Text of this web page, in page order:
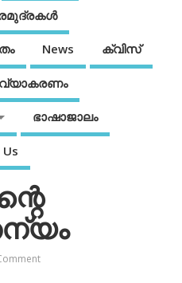
News ക്വിസ്
വ്യാകരണം
ഭാഷാജാലം